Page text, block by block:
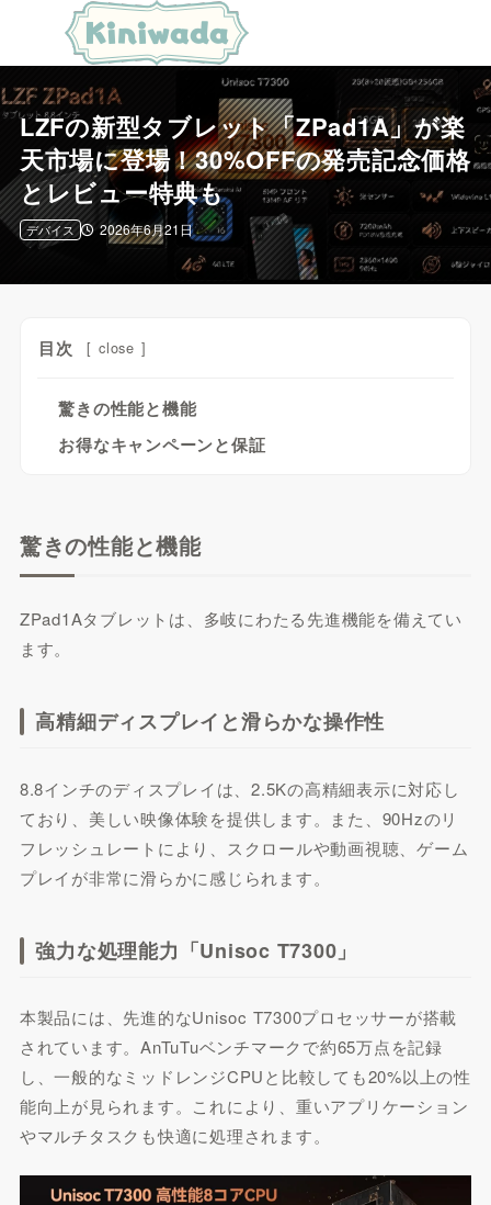
LZFの新型タブレット「ZPad1A」が楽
天市場に登場！30%OFFの発売記念価格
とレビュー特典も
2026年6月21日
デバイス
目次 [ close ]
驚きの性能と機能
お得なキャンペーンと保証
驚きの性能と機能
ZPad1Aタブレットは、多岐にわたる先進機能を備えてい
ます。
高精細ディスプレイと滑らかな操作性
8.8インチのディスプレイは、2.5Kの高精細表示に対応し
ており、美しい映像体験を提供します。また、90Hzのリ
フレッシュレートにより、スクロールや動画視聴、ゲーム
プレイが非常に滑らかに感じられます。
強力な処理能力「Unisoc T7300」
本製品には、先進的なUnisoc T7300プロセッサーが搭載
されています。AnTuTuベンチマークで約65万点を記録
し、一般的なミッドレンジCPUと比較しても20%以上の性
能向上が見られます。これにより、重いアプリケーション
やマルチタスクも快適に処理されます。